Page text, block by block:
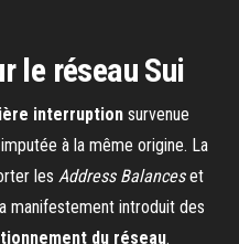
le réseau Sui
interruption survenue
à la même origine. La
les Address Balanceset
manifestement introduit des
du réseau.